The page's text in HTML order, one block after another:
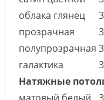
облака глянец
прозрачная
полупрозрачная
галактика
Натяжные